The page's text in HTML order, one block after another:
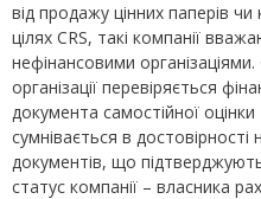
від продажу цінних паперів
цілях CRS, такі компанії
нефінансовими
організації перевіряється
документа самостійної
сумнівається в
документів, що
статус компанії – власника